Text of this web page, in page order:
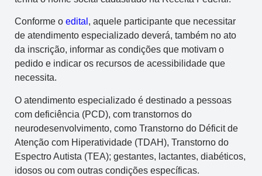
Conforme o edital , aquele participante que necessitar
de atendimento especializado deverá, também no ato
da inscrição, informar as condições que motivam o
pedido e indicar os recursos de acessibilidade que
necessita.
O atendimento especializado é destinado a pessoas
com deficiência (PCD), com transtornos do
neurodesenvolvimento, como Transtorno do Déficit de
Atenção com Hiperatividade (TDAH), Transtorno do
Espectro Autista (TEA); gestantes, lactantes, diabéticos,
idosos ou com outras condições específicas.